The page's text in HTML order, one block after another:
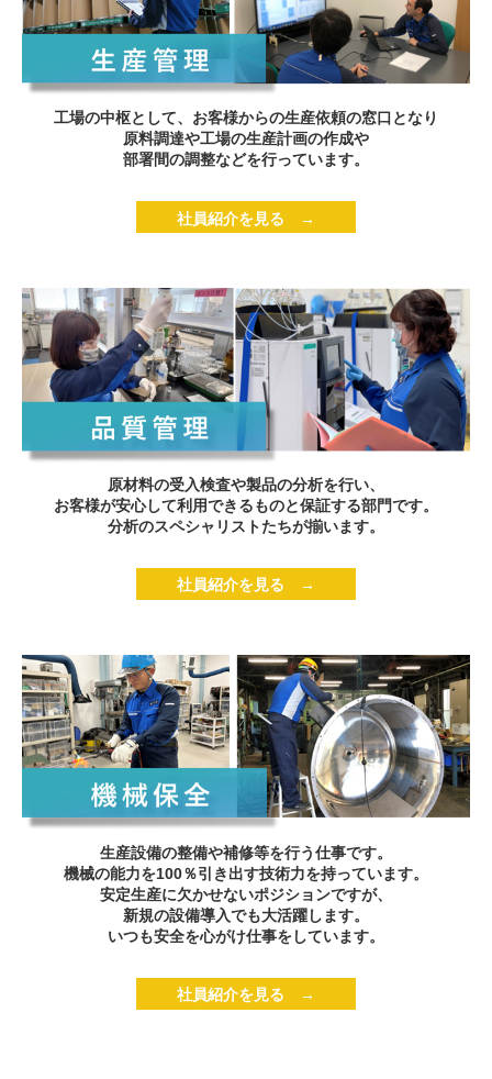
工場の中枢として、お客様からの生産依頼の窓口となり
原料調達や工場の生産計画の作成や
部署間の調整などを行っています。
社員紹介を見る →
原材料の受入検査や製品の分析を行い、
お客様が安心して利用できるものと保証する部門です。
分析のスペシャリストたちが揃います。
社員紹介を見る →
生産設備の整備や補修等を行う仕事です。
機械の能力を100％引き出す技術力を持っています。
安定生産に欠かせないポジションですが、
新規の設備導入でも大活躍します。
いつも安全を心がけ仕事をしています。
社員紹介を見る →